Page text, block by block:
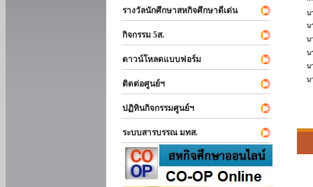
รางวัลนักศึกษาสหกิจศึกษาดีเด่น
กิจกรรม 5ส.
ดาวน์โหลดแบบฟอร์ม
ติดต่อศูนย์ฯ
ปฏิทินกิจกรรมศูนย์ฯ
ระบบสารบรรณ มทส.